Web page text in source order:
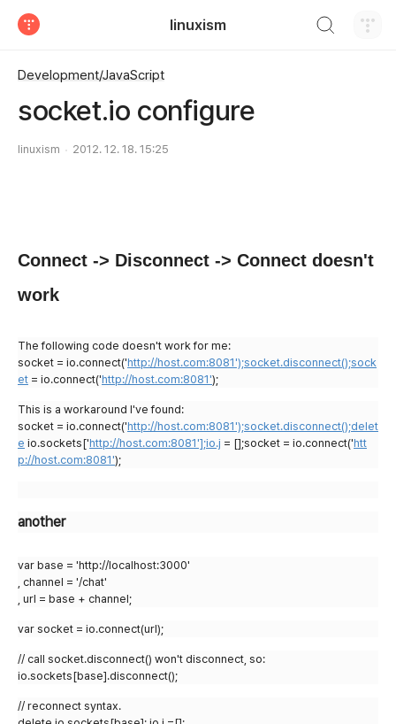
linuxism
Development/JavaScript
socket.io configure
linuxism 2012. 12. 18. 15:25
Connect -> Disconnect -> Connect doesn't
work
The following code doesn't work for me:
socket = io.connect('http://host.com:8081');socket.disconnect();sock
et = io.connect('http://host.com:8081');
This is a workaround I've found:
socket = io.connect('http://host.com:8081');socket.disconnect();delet
e io.sockets['http://host.com:8081'];io.j = [];socket = io.connect('htt
p://host.com:8081');
another
var base = 'http://localhost:3000'
, channel = '/chat'
, url = base + channel;
var socket = io.connect(url);
// call socket.disconnect() won't disconnect, so:
io.sockets[base].disconnect();
// reconnect syntax.